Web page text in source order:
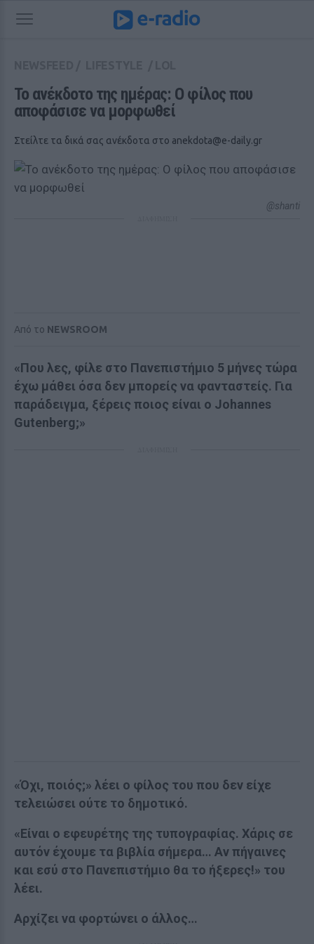
Το ανέκδοτο της ημέρας: Ο φίλος που
αποφάσισε να μορφωθεί
Στείλτε τα δικά σας ανέκδοτα στο anekdota@e-daily.gr
@shanti
Από το NEWSROOM
«Που λες, φίλε στο Πανεπιστήμιο 5 μήνες τώρα
έχω μάθει όσα δεν μπορείς να φανταστείς. Για
παράδειγμα, ξέρεις ποιος είναι ο Johannes
Gutenberg;»
«Όχι, ποιός;» λέει ο φίλος του που δεν είχε
τελειώσει ούτε το δημοτικό.
«Είναι ο εφευρέτης της τυπογραφίας. Χάρις σε
αυτόν έχουμε τα βιβλία σήμερα… Αν πήγαινες
και εσύ στο Πανεπιστήμιο θα το ήξερες!» του
λέει.
Αρχίζει να φορτώνει ο άλλος…